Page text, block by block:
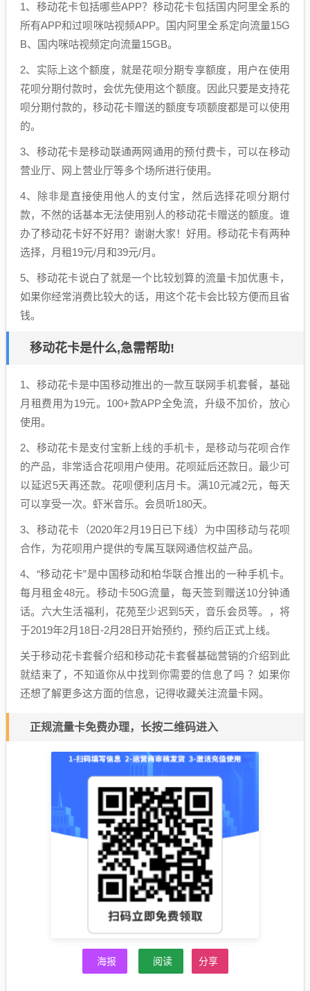
1、移动花卡包括哪些APP？移动花卡包括国内阿里全系的
所有APP和过呗咪咕视频APP。国内阿里全系定向流量15G
B、国内咪咕视频定向流量15GB。
2、实际上这个额度，就是花呗分期专享额度，用户在使用
花呗分期付款时，会优先使用这个额度。因此只要是支持花
呗分期付款的，移动花卡赠送的额度专项额度都是可以使用
的。
3、移动花卡是移动联通两网通用的预付费卡，可以在移动
营业厅、网上营业厅等多个场所进行使用。
4、除非是直接使用他人的支付宝，然后选择花呗分期付
款，不然的话基本无法使用别人的移动花卡赠送的额度。谁
办了移动花卡好不好用？谢谢大家！好用。移动花卡有两种
选择，月租19元/月和39元/月。
5、移动花卡说白了就是一个比较划算的流量卡加优惠卡，
如果你经常消费比较大的话，用这个花卡会比较方便而且省
钱。
移动花卡是什么,急需帮助!
1、移动花卡是中国移动推出的一款互联网手机套餐，基础
月租费用为19元。100+款APP全免流，升级不加价，放心
使用。
2、移动花卡是支付宝新上线的手机卡，是移动与花呗合作
的产品，非常适合花呗用户使用。花呗延后还款日。最少可
以延迟5天再还款。花呗便利店月卡。满10元减2元，每天
可以享受一次。虾米音乐。会员听180天。
3、移动花卡（2020年2月19日已下线）为中国移动与花呗
合作，为花呗用户提供的专属互联网通信权益产品。
4、“移动花卡”是中国移动和柏华联合推出的一种手机卡。
每月租金48元。移动卡50G流量，每天签到赠送10分钟通
话。六大生活福利，花苑至少迟到5天，音乐会员等。，将
于2019年2月18日-2月28日开始预约，预约后正式上线。
关于移动花卡套餐介绍和移动花卡套餐基础营销的介绍到此
就结束了，不知道你从中找到你需要的信息了吗 ？如果你
还想了解更多这方面的信息，记得收藏关注流量卡网。
正规流量卡免费办理，长按二维码进入
海报 阅读 分享